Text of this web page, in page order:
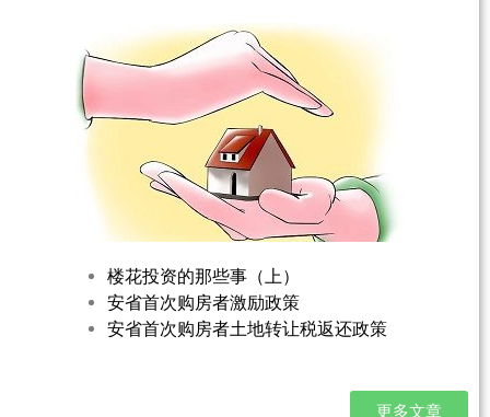
楼花投资的那些事（上）
安省首次购房者激励政策
安省首次购房者土地转让税返还政策
更多文章